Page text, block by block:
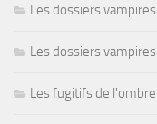
Les dossiers vampires
Les dossiers vampires
Les fugitifs de l'ombre